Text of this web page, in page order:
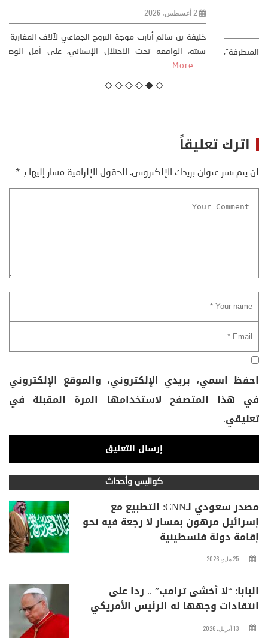
مقاربة سوسيولوجية )
كتب: منذر بالضيافي بدأت قصتي مع التغييرات المناخية ” المتطرفة”،
منذ نهاية ثمانينات القرن الماضي، حين أطردنا ...
اترك تعليقاً
لن يتم نشر عنوان بريدك الإلكتروني. الحقول الإلزامية مشار إليها بـ*
احفظ اسمي، بريدي الإلكتروني، والموقع الإلكتروني
في هذا المتصفح لاستخدامها المرة المقبلة في
تعليقي.
كواليس وأحداث
مصدر سعودي لـCNN: التطبيع مع
إسرائيل مرهون بمسار لا رجعة فيه نحو
إقامة دولة فلسطينية
25 مايو، 2026
البابا: “لا أخشى ترامب” .. ردا على
انتقادات وجهها له الرئيس الأمريكي
13 أبريل، 2026